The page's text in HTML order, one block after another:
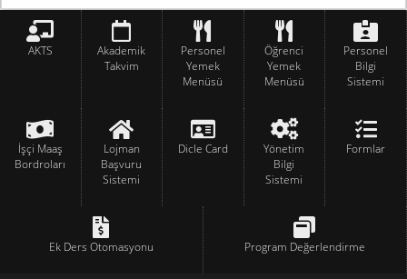
AKTS
Akademik
Takvim
Personel
Yemek
Menüsü
Öğrenci
Yemek
Menüsü
Personel
Bilgi
Sistemi
İşçi Maaş
Bordroları
Lojman
Başvuru
Sistemi
Dicle Card
Yönetim
Bilgi
Sistemi
Formlar
Ek Ders Otomasyonu Program Değerlendirme